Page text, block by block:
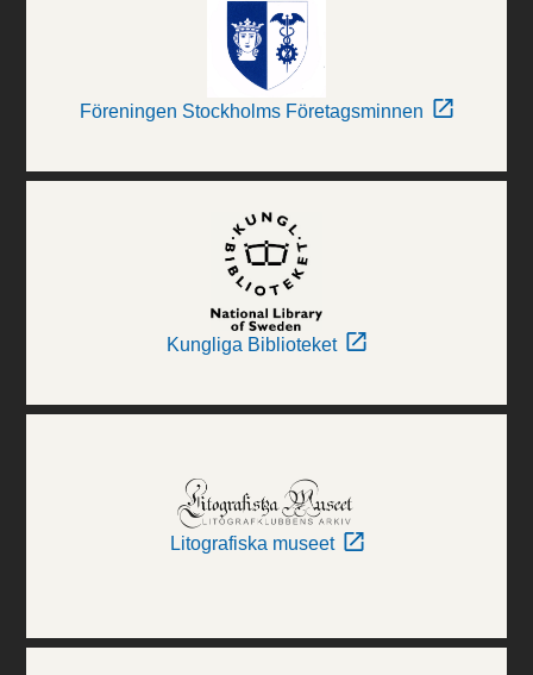
Föreningen Stockholms Företagsminnen
Kungliga Biblioteket
Litografiska museet